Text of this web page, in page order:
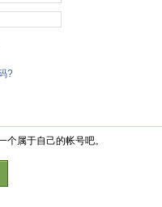
?
属于自己的帐号吧。